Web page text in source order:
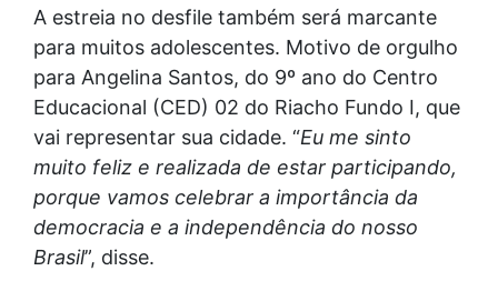
A estreia no desfile também será marcante
para muitos adolescentes. Motivo de orgulho
para Angelina Santos, do 9º ano do Centro
Educacional (CED) 02 do Riacho Fundo I, que
vai representar sua cidade. “Eu me sinto
muito feliz e realizada de estar participando,
porque vamos celebrar a importância da
democracia e a independência do nosso
Brasil”, disse.